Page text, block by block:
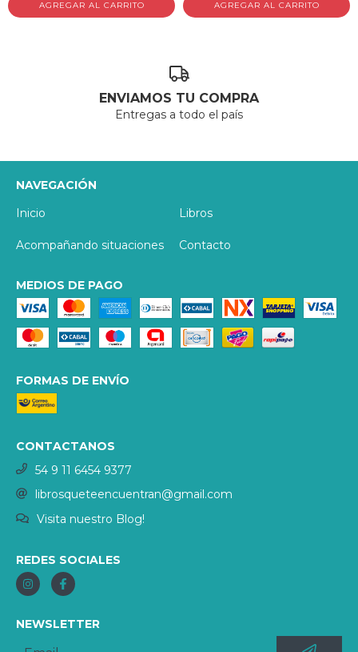
ENVIAMOS TU COMPRA
Entregas a todo el país
NAVEGACIÓN
Inicio
Libros
Acompañando situaciones Contacto
MEDIOS DE PAGO
FORMAS DE ENVÍO
CONTACTANOS
54 9 11 6454 9377
librosqueteencuentran@gmail.com
Visita nuestro Blog!
REDES SOCIALES
NEWSLETTER